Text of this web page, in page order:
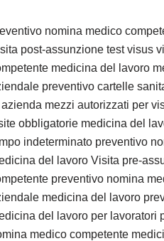
nomina medico
post-assunzione test visus
medicina del lavoro
preventivo cartelle
mezzi autorizzati per
obbligatorie medicina del
indeterminato preventivo
del lavoro Visita pre-
preventivo nomina
medicina del lavoro
del lavoro per lavoratori
medico competente